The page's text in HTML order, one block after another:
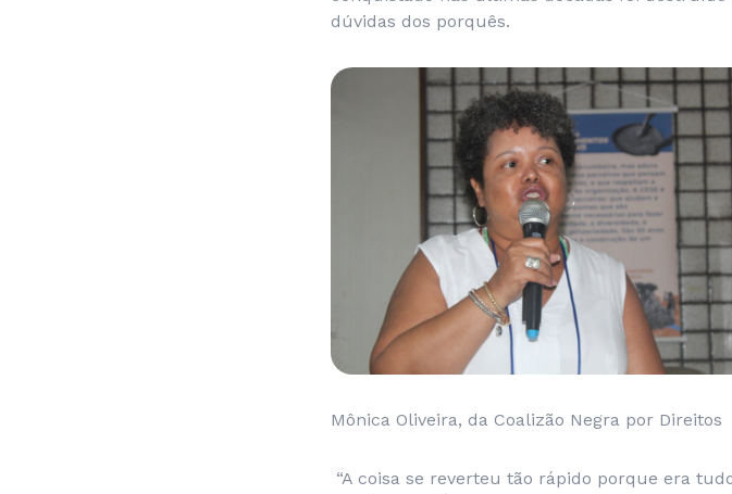
dúvidas dos porquês.
Mônica Oliveira, da Coalizão Negra por Direitos
“A coisa se reverteu tão rápido porque era